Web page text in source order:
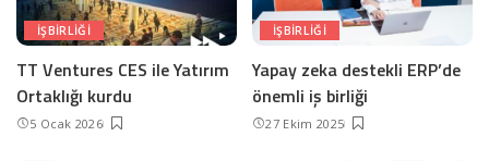
IŞBIRLIĞI
TT Ventures CES ile Yatırım
Ortaklığı kurdu
5 Ocak 2026
IŞBIRLIĞI
Yapay zeka destekli ERP’de
önemli iş birliği
27 Ekim 2025